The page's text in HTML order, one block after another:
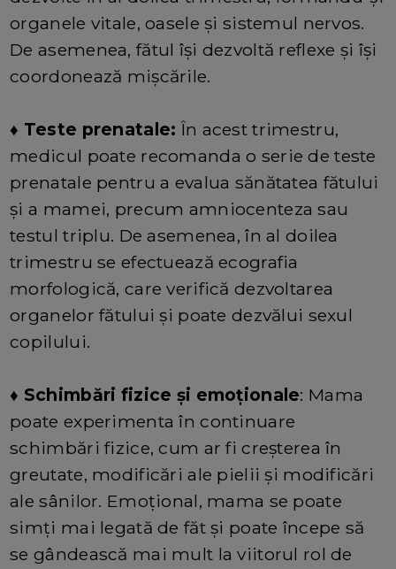
organele vitale, oasele și sistemul nervos.
De asemenea, fătul își dezvoltă reflexe și își
coordonează mișcările.
♦ Teste prenatale: În acest trimestru,
medicul poate recomanda o serie de teste
prenatale pentru a evalua sănătatea fătului
și a mamei, precum amniocenteza sau
testul triplu. De asemenea, în al doilea
trimestru se efectuează ecografia
morfologică, care verifică dezvoltarea
organelor fătului și poate dezvălui sexul
copilului.
♦ Schimbări fizice și emoționale: Mama
poate experimenta în continuare
schimbări fizice, cum ar fi creșterea în
greutate, modificări ale pielii și modificări
ale sânilor. Emoțional, mama se poate
simți mai legată de făt și poate începe să
se gândească mai mult la viitorul rol de